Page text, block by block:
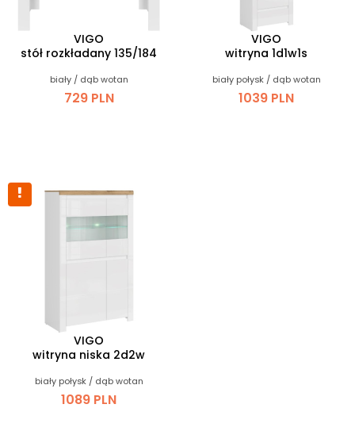
VIGO
stół rozkładany 135/184
biały / dąb wotan
729 PLN
VIGO
witryna 1d1w1s
biały połysk / dąb wotan
1039 PLN
VIGO
witryna niska 2d2w
biały połysk / dąb wotan
1089 PLN